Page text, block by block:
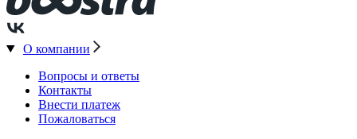
О компании
Вопросы и ответы
Контакты
Внести платеж
Пожаловаться